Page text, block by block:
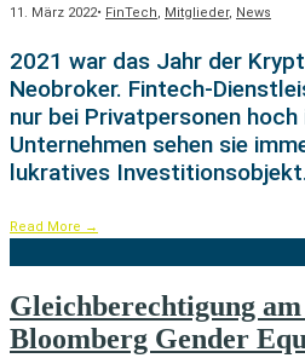
11. März 2022• FinTech, Mitglieder, News
2021 war das Jahr der
Neobroker. Fintech-
nur bei Privatpersonen hoch
Unternehmen sehen sie
lukratives
Read More →
Gleichberechtigung
Bloomberg Gender